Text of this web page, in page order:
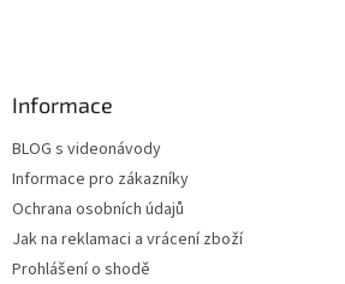
Informace
BLOG s videonávody
Informace pro zákazníky
Ochrana osobních údajů
Jak na reklamaci a vrácení zboží
Prohlášení o shodě